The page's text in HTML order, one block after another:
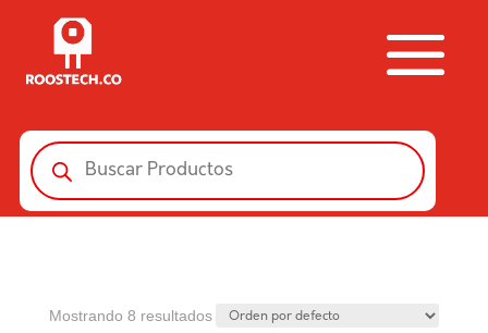
Búsqueda
de
productos
Mostrando 8 resultados